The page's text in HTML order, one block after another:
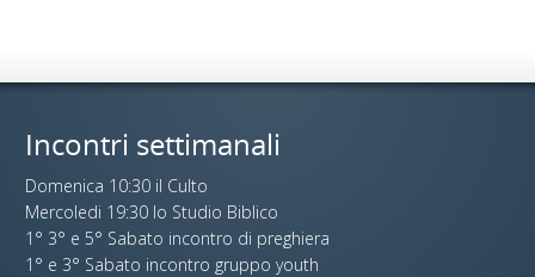
Incontri settimanali
Domenica 10:30 il Culto
Mercoledi 19:30 lo Studio Biblico
1° 3° e 5° Sabato incontro di preghiera
1° e 3° Sabato incontro gruppo youth